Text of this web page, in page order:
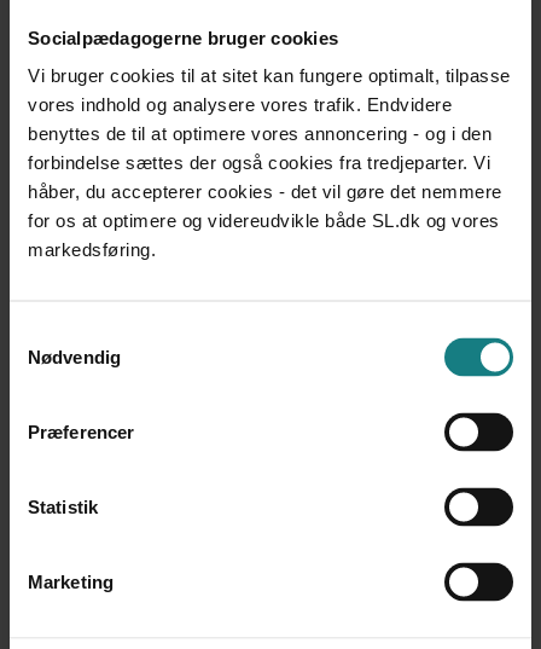
Socialpædagogerne bruger cookies
Vi bruger cookies til at sitet kan fungere optimalt, tilpasse
vores indhold og analysere vores trafik. Endvidere
benyttes de til at optimere vores annoncering - og i den
forbindelse sættes der også cookies fra tredjeparter. Vi
håber, du accepterer cookies - det vil gøre det nemmere
for os at optimere og videreudvikle både SL.dk og vores
markedsføring.
Nødvendig
Præferencer
Statistik
Marketing
Ronald D. Davis
Udgivet 2006
DOKUMENTATION OG UDVIKLINGSARBEJDE
Det behøver ikke være så svært - En undersøgelse af
foreningslivets værdi for unge med handicap og de
barrierer, som de møder på vejen dertil
Sammenslutning af Unge med Handicap
Udgivet 2014
Bente Andersen, et al.
Udgivet 1996
DOKUMENTATION OG UDVIKLINGSARBEJDE
Det Unge Rum – Ung og udviklingshæmmet
Amdisen (red.), et al.
LÆREBØGER OG VÆRKTØJER